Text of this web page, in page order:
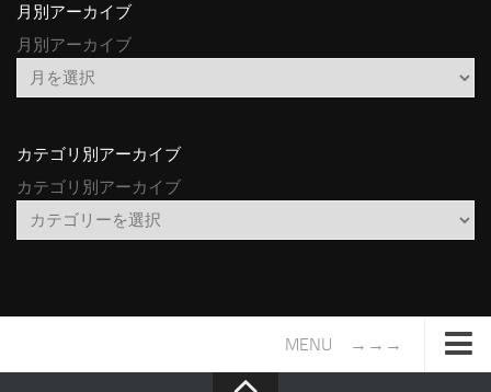
月別アーカイブ
月別アーカイブ
カテゴリ別アーカイブ
カテゴリ別アーカイブ
MENU →→→